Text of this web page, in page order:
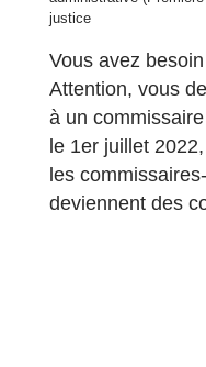
justice
Vous avez
Attention, vous
à un
le 1er juillet
les
deviennent des